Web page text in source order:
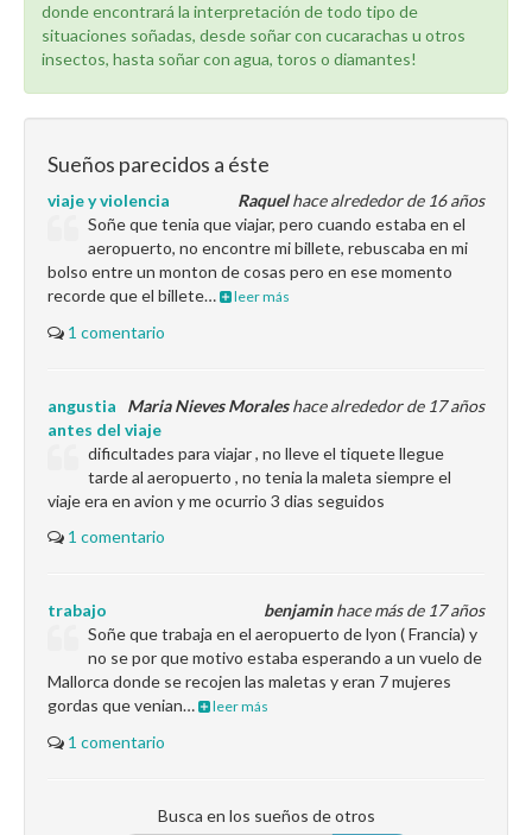
donde encontrará la interpretación de todo tipo de
situaciones soñadas, desde soñar con cucarachas u otros
insectos, hasta soñar con agua, toros o diamantes!
Sueños parecidos a éste
Raquelhace alrededor de 16 años
viaje y violencia
Soñe que tenia que viajar, pero cuando estaba en el
aeropuerto, no encontre mi billete, rebuscaba en mi
bolso entre un monton de cosas pero en ese momento
recorde que el billete…
leer más
1 comentario
Maria Nieves Moraleshace alrededor de 17 años
angustia
antes del viaje
dificultades para viajar , no lleve el tiquete llegue
tarde al aeropuerto , no tenia la maleta siempre el
viaje era en avion y me ocurrio 3 dias seguidos
1 comentario
benjaminhace más de 17 años
trabajo
Soñe que trabaja en el aeropuerto de lyon ( Francia) y
no se por que motivo estaba esperando a un vuelo de
Mallorca donde se recojen las maletas y eran 7 mujeres
gordas que venian…
leer más
1 comentario
Busca en los sueños de otros